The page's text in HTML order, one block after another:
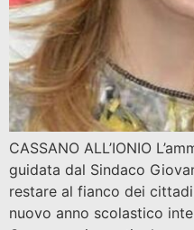
CASSANO ALL’IONIO
guidata dal Sindaco
restare al fianco dei
nuovo anno scolastico